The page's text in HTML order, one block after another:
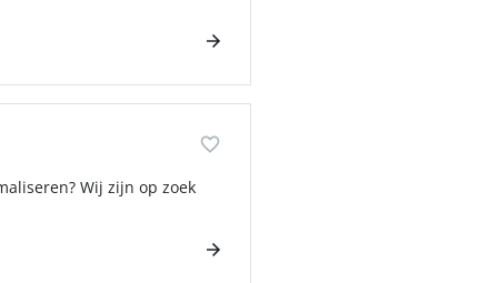
Wij zijn op zoek